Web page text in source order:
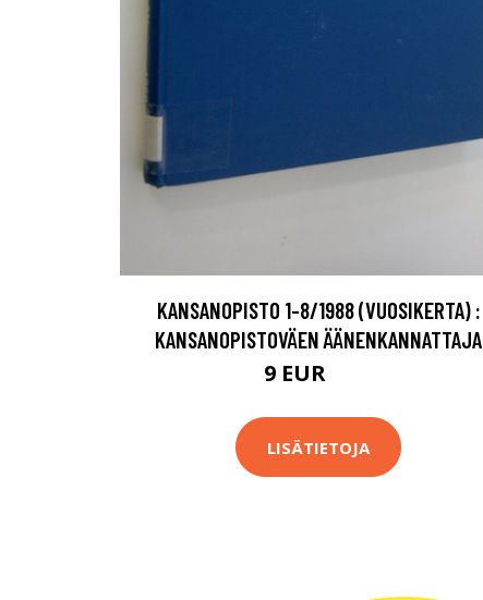
KANSANOPISTO 1-8/1988 (VUOSIKERTA) :
KANSANOPISTOVÄEN ÄÄNENKANNATTAJA
9 EUR
LISÄTIETOJA